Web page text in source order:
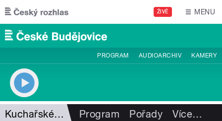
Přejít k hlavnímu obsahu
ŽIVĚ MENU
PROGRAM AUDIOARCHIV KAMERY
Kuchařské čarování Program Pořady Více…